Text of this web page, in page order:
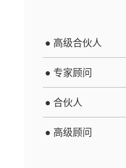
● 高级合伙人
● 专家顾问
● 合伙人
● 高级顾问